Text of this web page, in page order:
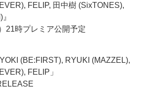
FELIP, 田中樹 (SixTONES),
21時プレミア公開予定
(BE:FIRST), RYUKI (MAZZEL),
FELIP」